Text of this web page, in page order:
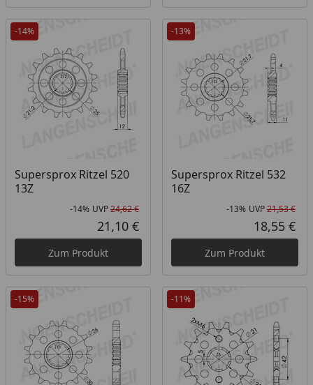
-14%
Supersprox Ritzel 520
13Z
Rabatt in Prozent
-14%
Ursprünglicher Preis
UVP24,62 €
Aktueller Preis
21,10 €
Zum Produkt
-13%
Supersprox Ritzel 532
16Z
-13% UVP21,53 €
18,55 €
Zum Produkt
-15% -11%